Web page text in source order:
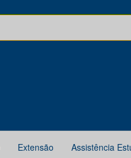
Extensão Assistência